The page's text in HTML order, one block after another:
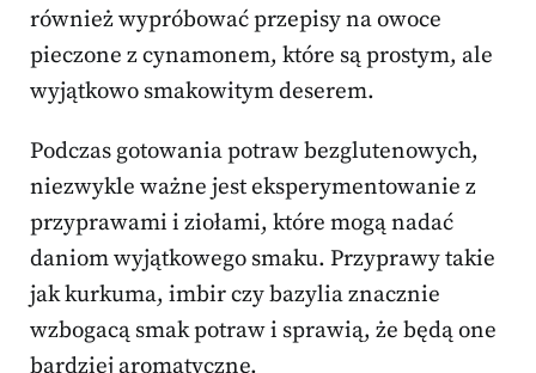
również wypróbować przepisy na owoce
pieczone z cynamonem, które są prostym, ale
wyjątkowo smakowitym deserem.
Podczas gotowania potraw bezglutenowych,
niezwykle ważne jest eksperymentowanie z
przyprawami i ziołami, które mogą nadać
daniom wyjątkowego smaku. Przyprawy takie
jak kurkuma, imbir czy bazylia znacznie
wzbogacą smak potraw i sprawią, że będą one
bardziej aromatyczne.